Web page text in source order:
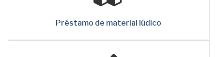
Préstamo de material lúdico